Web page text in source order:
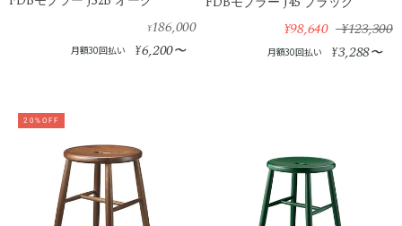
¥186,000
月額30回払い ¥6,200〜
¥98,640 ¥123,300
月額30回払い ¥3,288〜
20%OFF